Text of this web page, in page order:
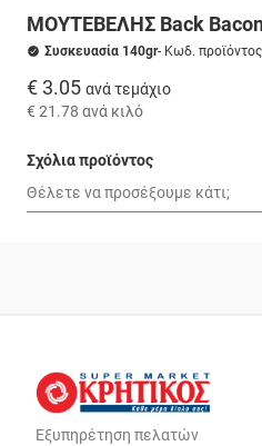
ΜΟΥΤΕΒΕΛΗΣ Back
Συσκευασία 140gr- Κωδ.
€ 3.05 ανά τεμάχιο
€ 21.78 ανά κιλό
Σχόλια προϊόντος
Εξυπηρέτηση πελατών